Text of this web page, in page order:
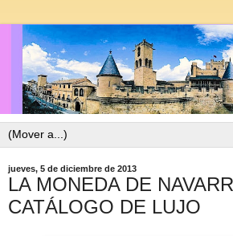
jueves, 5 de diciembre de 2013
LA MONEDA DE
CATÁLOGO DE LUJO